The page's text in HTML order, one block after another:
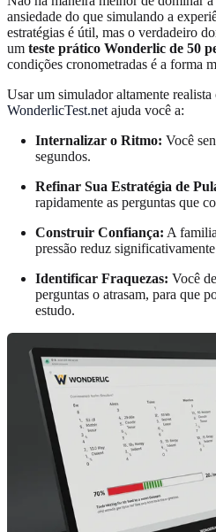
ansiedade do que simulando a
estratégias é útil, mas o verdadeiro
um teste prático Wonderlic de 50
condições cronometradas é a forma
Usar um simulador altamente
WonderlicTest.netajuda você a:
Internalizar o Ritmo: Você
segundos.
Refinar Sua Estratégia de
rapidamente as perguntas que
Construir Confiança: A
pressão reduz
Identificar Fraquezas: Você
perguntas o atrasam, para que
estudo.